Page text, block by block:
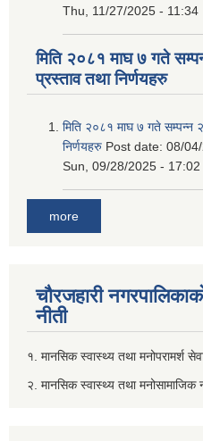
Thu, 11/27/2025 - 11:34
मिति २०८१ माघ ७ गते
प्रस्ताव तथा निर्णयहरु
मिति २०८१ माघ ७ गते सम्पन्न
निर्णयहरु Post date: 08/
Sun, 09/28/2025 - 17:02
more
चौरजहारी
नीती
१. मानसिक स्वास्थ्य तथा मनोपरामर्श
२. मानसिक स्वास्थ्य तथा मनोसामाजिक